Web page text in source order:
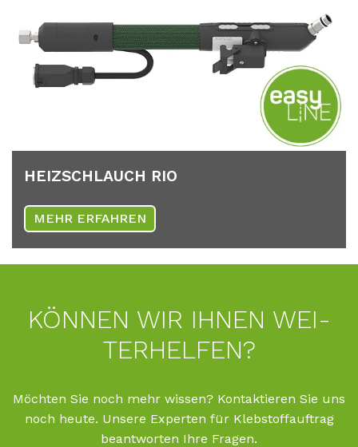
HEIZ­SCHLAUCH RIO
MEHR ERFAHREN
KÖN­NEN WIR IH­NEN WEI­
TER­HEL­FEN?
Möchten Sie noch mehr wissen? Kontaktieren Sie uns
noch heute. Unsere Experten für Klebstoffauftrag
beantworten Ihre Fragen.